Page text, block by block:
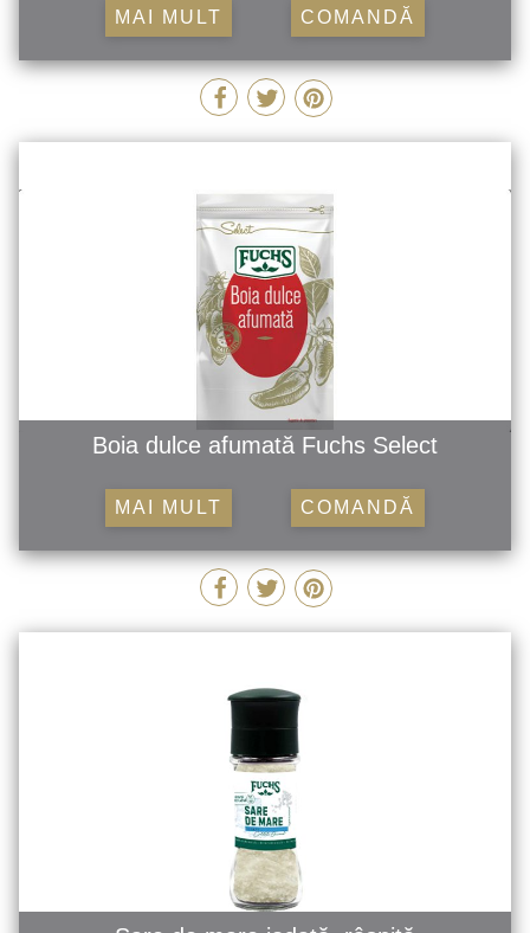
MAI MULT COMANDĂ
Boia dulce afumată Fuchs Select
MAI MULT COMANDĂ